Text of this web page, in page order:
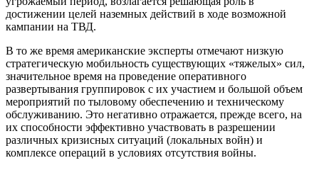
достижении целей наземных действий в ходе возможной
кампании на ТВД.
В то же время американские эксперты отмечают низкую
стратегическую мобильность существующих «тяжелых» сил,
значительное время на проведение оперативного
развертывания группировок с их участием и большой объем
мероприятий по тыловому обеспечению и техническому
обслуживанию. Это негативно отражается, прежде всего, на
их способности эффективно участвовать в разрешении
различных кризисных ситуаций (локальных войн) и
комплексе операций в условиях отсутствия войны.